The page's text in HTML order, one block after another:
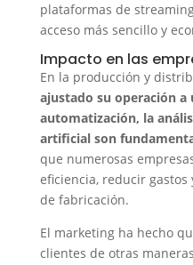
plataformas de
acceso más sencillo y
Impacto en las
En la producción y
ajustado su operación
automatización, la
artificial son
que numerosas
eficiencia, reducir
de fabricación.
El marketing ha hecho
clientes de otras